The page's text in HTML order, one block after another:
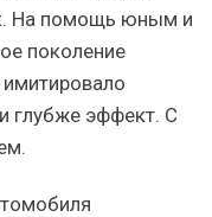
На помощь юным и
поколение
глубже эффект. С